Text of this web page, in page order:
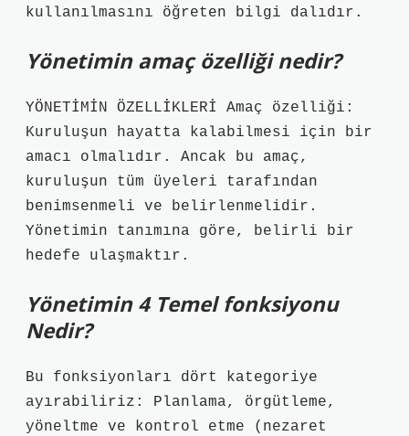
kullanılmasını öğreten bilgi dalıdır.
Yönetimin amaç özelliği nedir?
YÖNETİMİN ÖZELLİKLERİ Amaç özelliği:
Kuruluşun hayatta kalabilmesi için bir
amacı olmalıdır. Ancak bu amaç,
kuruluşun tüm üyeleri tarafından
benimsenmeli ve belirlenmelidir.
Yönetimin tanımına göre, belirli bir
hedefe ulaşmaktır.
Yönetimin 4 Temel fonksiyonu
Nedir?
Bu fonksiyonları dört kategoriye
ayırabiliriz: Planlama, örgütleme,
yöneltme ve kontrol etme (nezaret